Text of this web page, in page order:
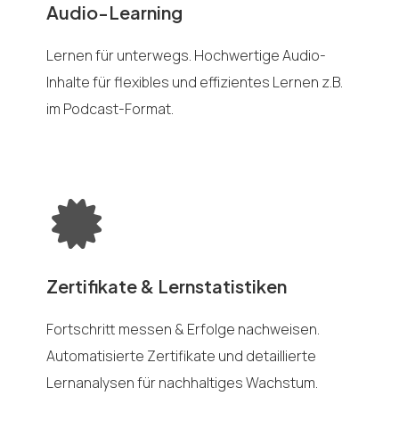
Audio-Learning
Lernen für unterwegs. Hochwertige Audio-
Inhalte für flexibles und effizientes Lernen z.B.
im Podcast-Format.
Zertifikate & Lernstatistiken
Fortschritt messen & Erfolge nachweisen.
Automatisierte Zertifikate und detaillierte
Lernanalysen für nachhaltiges Wachstum.